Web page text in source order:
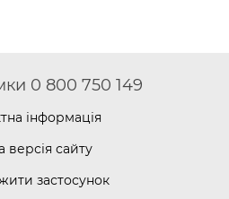
0 800 750 149
інформація
версія сайту
застосунок